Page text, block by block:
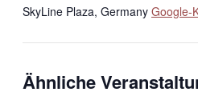
SkyLine Plaza, Germany Google-
Ähnliche